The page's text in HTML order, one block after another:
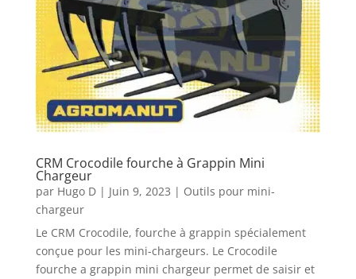
CRM Crocodile fourche à Grappin Mini
Chargeur
par Hugo D| Juin 9, 2023 | Outils pour mini-
chargeur
Le CRM Crocodile, fourche à grappin spécialement
conçue pour les mini-chargeurs. Le Crocodile
fourche a grappin mini chargeur permet de saisir et